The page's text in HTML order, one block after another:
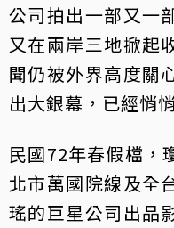
公司拍出一部又一
又在兩岸三地掀起
聞仍被外界高度關
出大銀幕，已經悄
民國72年春假檔，
北市萬國院線及全
瑤的巨星公司出品